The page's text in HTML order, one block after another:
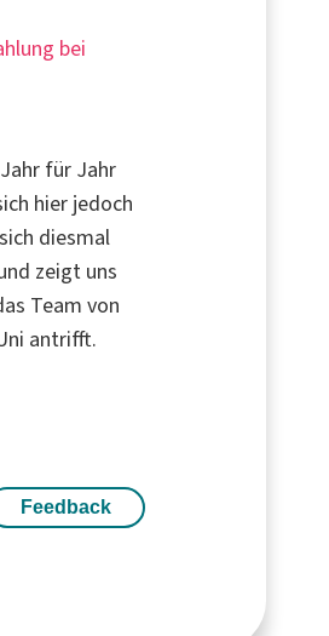
bei
für Jahr
hier jedoch
diesmal
zeigt uns
Team von
antrifft.
Feedback